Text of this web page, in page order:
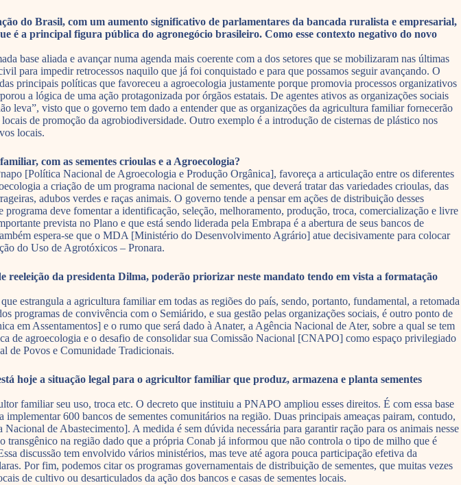
do Brasil, com um aumento significativo de parlamentares da bancada ruralista e empresarial,
a principal figura pública do agronegócio brasileiro. Como esse contexto negativo do novo
base aliada e avançar numa agenda mais coerente com a dos setores que se mobilizaram nas últimas
para impedir retrocessos naquilo que já foi conquistado e para que possamos seguir avançando. O
principais políticas que favoreceu a agroecologia justamente porque promovia processos organizativos
a lógica de uma ação protagonizada por órgãos estatais. De agentes ativos as organizações sociais
leva”, visto que o governo tem dado a entender que as organizações da agricultura familiar fornecerão
de promoção da agrobiodiversidade. Outro exemplo é a introdução de cisternas de plástico nos
locais.
com as sementes crioulas e a Agroecologia?
[Política Nacional de Agroecologia e Produção Orgânica], favoreça a articulação entre os diferentes
a criação de um programa nacional de sementes, que deverá tratar das variedades crioulas, das
adubos verdes e raças animais. O governo tende a pensar em ações de distribuição desses
deve fomentar a identificação, seleção, melhoramento, produção, troca, comercialização e livre
prevista no Plano e que está sendo liderada pela Embrapa é a abertura de seus bancos de
espera-se que o MDA [Ministério do Desenvolvimento Agrário] atue decisivamente para colocar
do Uso de Agrotóxicos – Pronara.
reeleição da presidenta Dilma, poderão priorizar neste mandato tendo em vista a formatação
estrangula a agricultura familiar em todas as regiões do país, sendo, portanto, fundamental, a retomada
programas de convivência com o Semiárido, e sua gestão pelas organizações sociais, é outro ponto de
em Assentamentos] e o rumo que será dado à Anater, a Agência Nacional de Ater, sobre a qual se tem
de agroecologia e o desafio de consolidar sua Comissão Nacional [CNAPO] como espaço privilegiado
de Povos e Comunidade Tradicionais.
hoje a situação legal para o agricultor familiar que produz, armazena e planta sementes
familiar seu uso, troca etc. O decreto que instituiu a PNAPO ampliou esses direitos. É com essa base
600 bancos de sementes comunitários na região. Duas principais ameaças pairam, contudo,
de Abastecimento]. A medida é sem dúvida necessária para garantir ração para os animais nesse
na região dado que a própria Conab já informou que não controla o tipo de milho que é
discussão tem envolvido vários ministérios, mas teve até agora pouca participação efetiva da
Por fim, podemos citar os programas governamentais de distribuição de sementes, que muitas vezes
de cultivo ou desarticulados da ação dos bancos e casas de sementes locais.